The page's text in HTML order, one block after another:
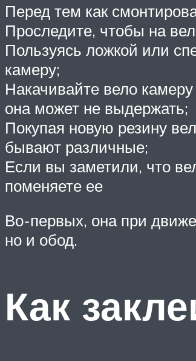
Перед тем как
Проследите, чтобы на
Пользуясь ложкой или
камеру;
Накачивайте вело
она может не выдержать;
Покупая новую резину
бывают различные;
Если вы заметили, что
поменяете ее
Во-первых, она при
но и обод.
Как